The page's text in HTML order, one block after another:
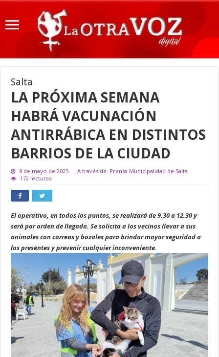
Salta
LA PRÓXIMA SEMANA
HABRÁ VACUNACIÓN
ANTIRRÁBICA EN DISTINTOS
BARRIOS DE LA CIUDAD
8 de mayo de 2025
A través de: Prensa Municipalidad de Salta
172 lecturas
El operativo, en todos los puntos, se realizará de 9.30 a 12.30 y
será por orden de llegada. Se solicita a los vecinos llevar a sus
animales con correas y bozales para brindar mayor seguridad a
los presentes y prevenir cualquier inconveniente.